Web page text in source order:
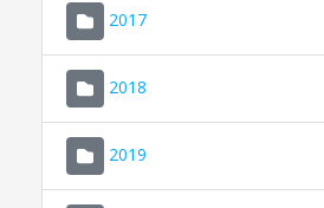
2017
2018
2019